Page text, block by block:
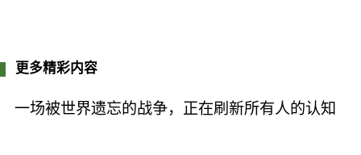
更多精彩内容
一场被世界遗忘的战争，正在刷新所有人的认知